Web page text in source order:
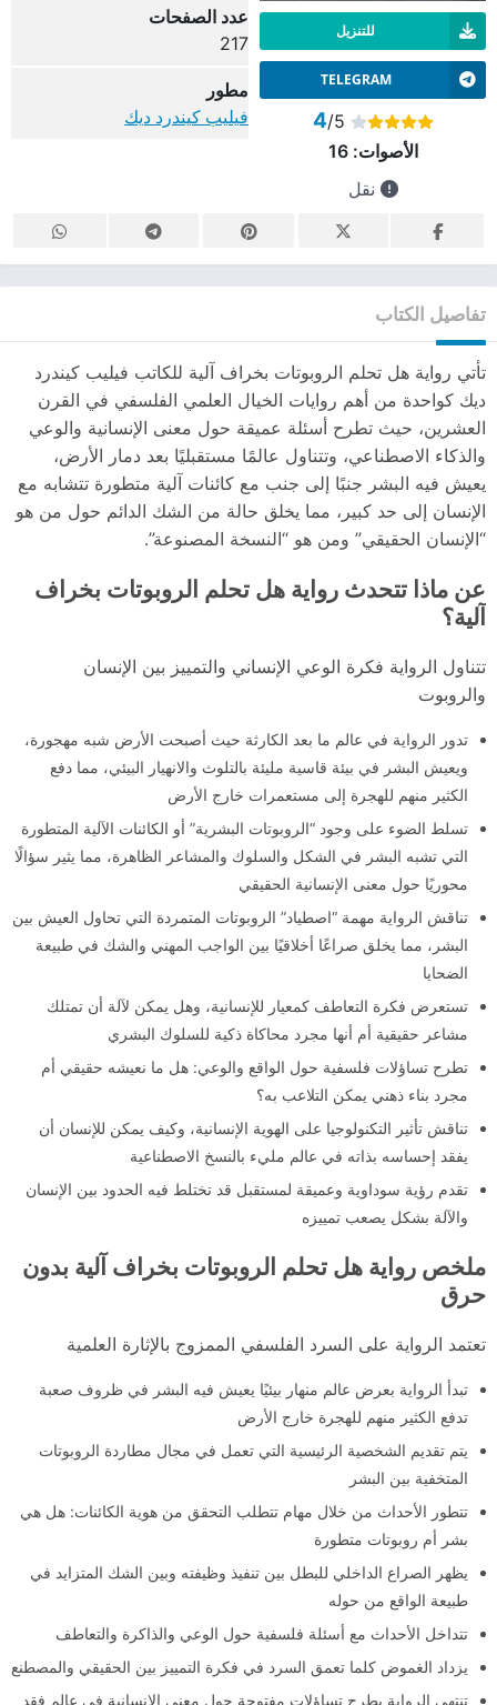
للتنزيل
TELEGRAM
4/5
الأصوات:16
نقل
عدد الصفحات
217
مطور
فيليب كيندرد ديك
تفاصيل الكتاب
تأتي رواية هل تحلم الروبوتات بخراف آلية للكاتب فيليب كيندرد
ديك كواحدة من أهم روايات الخيال العلمي الفلسفي في القرن
العشرين، حيث تطرح أسئلة عميقة حول معنى الإنسانية والوعي
والذكاء الاصطناعي، وتتناول عالمًا مستقبليًا بعد دمار الأرض،
يعيش فيه البشر جنبًا إلى جنب مع كائنات آلية متطورة تتشابه مع
الإنسان إلى حد كبير، مما يخلق حالة من الشك الدائم حول من هو
“الإنسان الحقيقي” ومن هو “النسخة المصنوعة”.
عن ماذا تتحدث رواية هل تحلم الروبوتات بخراف
آلية؟
تتناول الرواية فكرة الوعي الإنساني والتمييز بين الإنسان
والروبوت
تدور الرواية في عالم ما بعد الكارثة حيث أصبحت الأرض شبه مهجورة،
ويعيش البشر في بيئة قاسية مليئة بالتلوث والانهيار البيئي، مما دفع
الكثير منهم للهجرة إلى مستعمرات خارج الأرض
تسلط الضوء على وجود “الروبوتات البشرية” أو الكائنات الآلية المتطورة
التي تشبه البشر في الشكل والسلوك والمشاعر الظاهرة، مما يثير سؤالًا
محوريًا حول معنى الإنسانية الحقيقي
تناقش الرواية مهمة “اصطياد” الروبوتات المتمردة التي تحاول العيش بين
البشر، مما يخلق صراعًا أخلاقيًا بين الواجب المهني والشك في طبيعة
الضحايا
تستعرض فكرة التعاطف كمعيار للإنسانية، وهل يمكن لآلة أن تمتلك
مشاعر حقيقية أم أنها مجرد محاكاة ذكية للسلوك البشري
تطرح تساؤلات فلسفية حول الواقع والوعي: هل ما نعيشه حقيقي أم
مجرد بناء ذهني يمكن التلاعب به؟
تناقش تأثير التكنولوجيا على الهوية الإنسانية، وكيف يمكن للإنسان أن
يفقد إحساسه بذاته في عالم مليء بالنسخ الاصطناعية
تقدم رؤية سوداوية وعميقة لمستقبل قد تختلط فيه الحدود بين الإنسان
والآلة بشكل يصعب تمييزه
ملخص رواية هل تحلم الروبوتات بخراف آلية بدون
حرق
تعتمد الرواية على السرد الفلسفي الممزوج بالإثارة العلمية
تبدأ الرواية بعرض عالم منهار بيئيًا يعيش فيه البشر في ظروف صعبة
تدفع الكثير منهم للهجرة خارج الأرض
يتم تقديم الشخصية الرئيسية التي تعمل في مجال مطاردة الروبوتات
المتخفية بين البشر
تتطور الأحداث من خلال مهام تتطلب التحقق من هوية الكائنات: هل هي
بشر أم روبوتات متطورة
يظهر الصراع الداخلي للبطل بين تنفيذ وظيفته وبين الشك المتزايد في
طبيعة الواقع من حوله
تتداخل الأحداث مع أسئلة فلسفية حول الوعي والذاكرة والتعاطف
يزداد الغموض كلما تعمق السرد في فكرة التمييز بين الحقيقي والمصطنع
تنتهي الرواية بطرح تساؤلات مفتوحة حول معنى الإنسانية في عالم فقد